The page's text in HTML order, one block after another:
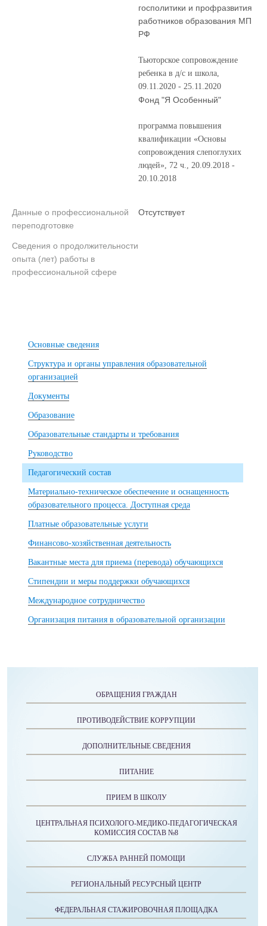
госполитики и профразвития
работников образования МП
РФ
Тьюторское сопровождение
ребенка в д/с и школа,
09.11.2020 - 25.11.2020
Фонд "Я Особенный"
программа повышения
квалификации «Основы
сопровождения слепоглухих
людей», 72 ч., 20.09.2018 -
20.10.2018
Данные о профессиональной
переподготовке
Отсутствует
Сведения о продолжительности
опыта (лет) работы в
профессиональной сфере
Основные сведения
Структура и органы управления образовательной
организацией
Документы
Образование
Образовательные стандарты и требования
Руководство
Педагогический состав
Материально-техническое обеспечение и оснащенность
образовательного процесса. Доступная среда
Платные образовательные услуги
Финансово-хозяйственная деятельность
Вакантные места для приема (перевода) обучающихся
Стипендии и меры поддержки обучающихся
Международное сотрудничество
Организация питания в образовательной организации
ОБРАЩЕНИЯ ГРАЖДАН
ПРОТИВОДЕЙСТВИЕ КОРРУПЦИИ
ДОПОЛНИТЕЛЬНЫЕ СВЕДЕНИЯ
ПИТАНИЕ
ПРИЕМ В ШКОЛУ
ЦЕНТРАЛЬНАЯ ПСИХОЛОГО-МЕДИКО-ПЕДАГОГИЧЕСКАЯ
КОМИССИЯ СОСТАВ №8
СЛУЖБА РАННЕЙ ПОМОЩИ
РЕГИОНАЛЬНЫЙ РЕСУРСНЫЙ ЦЕНТР
ФЕДЕРАЛЬНАЯ СТАЖИРОВОЧНАЯ ПЛОЩАДКА